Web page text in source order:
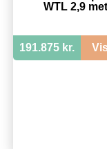
WTL 2,9
191.875 kr.